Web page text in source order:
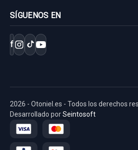
SÍGUENOS EN
f
2026 - Otoniel.es - Todos los derechos
Desarrollado porSeintosoft